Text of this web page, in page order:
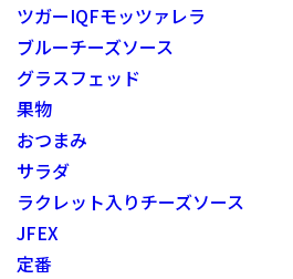
ツガーIQFモッツァレラ
ブルーチーズソース
グラスフェッド
果物
おつまみ
サラダ
ラクレット入りチーズソース
JFEX
定番